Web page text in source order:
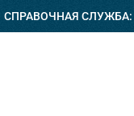
СПРАВОЧНАЯ СЛУЖБА: